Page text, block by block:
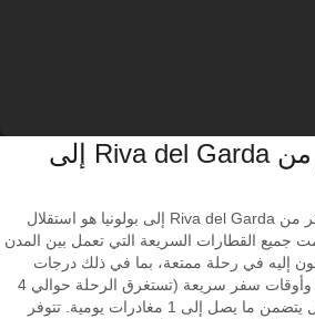
معلومات القطار من ‎Riva del Garda إلى
من بين أفضل الخيارات للسفر من Riva del Garda إلى بولونيا هو استقلال
القطارات السريعة التي تعمل بين المدن
إليه في رحلة ممتعة، بما في ذلك درجات
سفر متنوعة للاختيار من بينها وأوقات سفر سريعة (تستغرق الرحلة حوالي 4
ساعات) وجدول مواعيد شامل يتضمن ما يصل إلى 1 مغادرات يومية. تتوفر